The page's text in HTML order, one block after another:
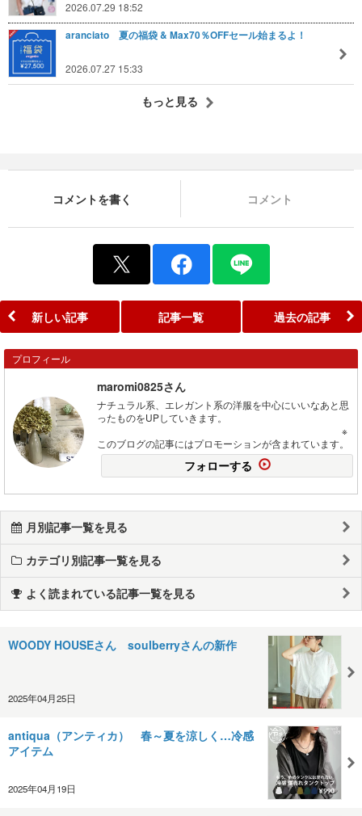
2026.07.29 18:52
aranciato 夏の福袋 & Max70％OFFセール始まるよ！
2026.07.27 15:33
もっと見る
コメントを書く コメント
新しい記事 記事一覧 過去の記事
プロフィール
maromi0825さん
ナチュラル系、エレガント系の洋服を中心にいいなあと思
ったものをUPしていきます。
※
このブログの記事にはプロモーションが含まれています。
フォローする
月別記事一覧を見る
カテゴリ別記事一覧を見る
よく読まれている記事一覧を見る
WOODY HOUSEさん soulberry さんの新作
2025年04月25日
antiqua（アンティカ） 春～夏を涼しく…冷感
アイテム
2025年04月19日